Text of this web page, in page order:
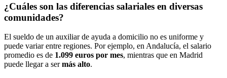
¿Cuáles son las diferencias salariales en diversas
comunidades?
El sueldo de un auxiliar de ayuda a domicilio no es uniforme y
puede variar entre regiones. Por ejemplo, en Andalucía, el salario
promedio es de 1.099 euros por mes, mientras que en Madrid
puede llegar a sermás alto.